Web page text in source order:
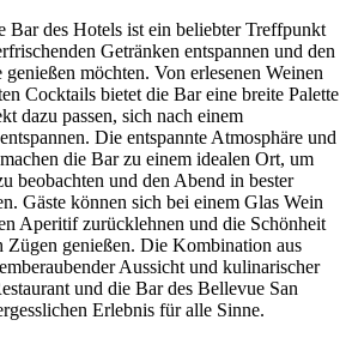
Bar des Hotels ist ein beliebter Treffpunkt
Getränken entspannen und den
möchten. Von erlesenen Weinen
Cocktails bietet die Bar eine breite Palette
dazu passen, sich nach einem
Die entspannte Atmosphäre und
die Bar zu einem idealen Ort, um
beobachten und den Abend in bester
Gäste können sich bei einem Glas Wein
Aperitif zurücklehnen und die Schönheit
Zügen genießen. Die Kombination aus
Aussicht und kulinarischer
und die Bar des Bellevue San
Erlebnis für alle Sinne.